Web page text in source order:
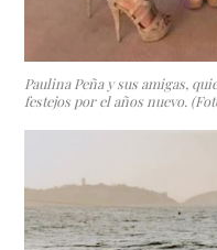
Paulina Peña y sus amigas,
festejos por el años nuevo.